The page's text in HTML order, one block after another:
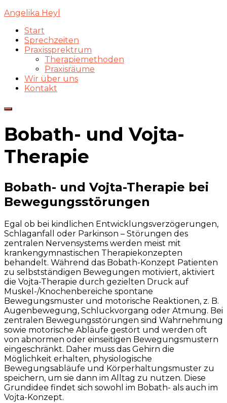
Angelika Heyl
Start
Sprechzeiten
Praxissprektrum
Therapiemethoden
Praxisräume
Wir über uns
Kontakt
Navigation
Bobath- und Vojta-
Therapie
Bobath- und Vojta-Therapie bei
Bewegungsstörungen
Egal ob bei kindlichen Entwicklungsverzögerungen,
Schlaganfall oder Parkinson – Störungen des
zentralen Nervensystems werden meist mit
krankengymnastischen Therapiekonzepten
behandelt. Während das Bobath-Konzept Patienten
zu selbstständigen Bewegungen motiviert, aktiviert
die Vojta-Therapie durch gezielten Druck auf
Muskel-/Knochenbereiche spontane
Bewegungsmuster und motorische Reaktionen, z. B.
Augenbewegung, Schluckvorgang oder Atmung. Bei
zentralen Bewegungsstörungen sind Wahrnehmung
sowie motorische Abläufe gestört und werden oft
von abnormen oder einseitigen Bewegungsmustern
eingeschränkt. Daher muss das Gehirn die
Möglichkeit erhalten, physiologische
Bewegungsabläufe und Körperhaltungsmuster zu
speichern, um sie dann im Alltag zu nutzen. Diese
Grundidee findet sich sowohl im Bobath- als auch im
Vojta-Konzept.